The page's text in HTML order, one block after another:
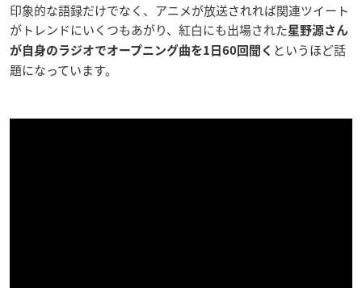
印象的な語録だけでなく、 アニメが放送されれば関連ツイート
がトレンドにいくつもあがり、紅白にも出場された星野源さん
が自身のラジオでオープニング曲を1日60回聞く というほど話
題になっています。